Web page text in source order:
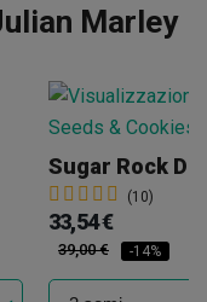
Marley
(10)
33,54 €
39,00 € -14%